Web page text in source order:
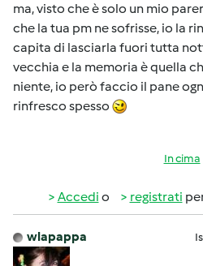
ma, visto che è solo un mio
che la tua pm ne sofrisse, io la
capita di lasciarla fuori tutta
vecchia e la memoria è quella
niente, io però faccio il pane
rinfresco spesso
In cima
Accedi o registrati
wlapappa